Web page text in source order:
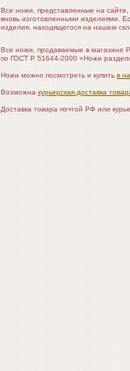
Все ножи, представленные на
вновь изготовленными изделиями.
изделия, находящегося на нашем
Все ножи, продаваемые в магазине
по ГОСТ Р 51644-2000 «Ножи
Ножи можно посмотреть и купить в
Возможна курьерская доставка
Доставка товара почтой РФ или